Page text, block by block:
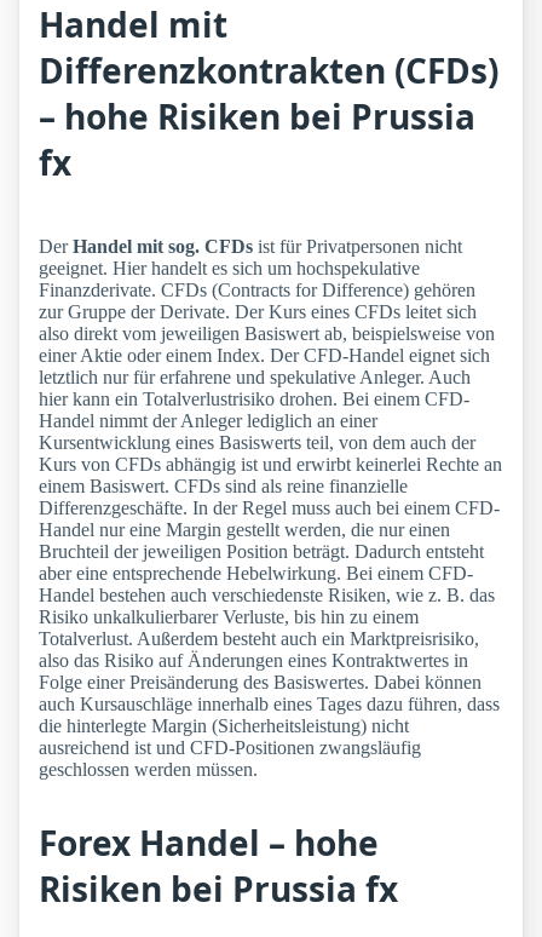
Handel mit
Differenzkontrakten (CFDs)
– hohe Risiken bei Prussia
fx
DerHandel mit sog. CFDs ist für Privatpersonen nicht
geeignet. Hier handelt es sich um hochspekulative
Finanzderivate. CFDs (Contracts for Difference) gehören
zur Gruppe der Derivate. Der Kurs eines CFDs leitet sich
also direkt vom jeweiligen Basiswert ab, beispielsweise von
einer Aktie oder einem Index. Der CFD-Handel eignet sich
letztlich nur für erfahrene und spekulative Anleger. Auch
hier kann ein Totalverlustrisiko drohen. Bei einem CFD-
Handel nimmt der Anleger lediglich an einer
Kursentwicklung eines Basiswerts teil, von dem auch der
Kurs von CFDs abhängig ist und erwirbt keinerlei Rechte an
einem Basiswert. CFDs sind als reine finanzielle
Differenzgeschäfte. In der Regel muss auch bei einem CFD-
Handel nur eine Margin gestellt werden, die nur einen
Bruchteil der jeweiligen Position beträgt. Dadurch entsteht
aber eine entsprechende Hebelwirkung. Bei einem CFD-
Handel bestehen auch verschiedenste Risiken, wie z. B. das
Risiko unkalkulierbarer Verluste, bis hin zu einem
Totalverlust. Außerdem besteht auch ein Marktpreisrisiko,
also das Risiko auf Änderungen eines Kontraktwertes in
Folge einer Preisänderung des Basiswertes. Dabei können
auch Kursauschläge innerhalb eines Tages dazu führen, dass
die hinterlegte Margin (Sicherheitsleistung) nicht
ausreichend ist und CFD-Positionen zwangsläufig
geschlossen werden müssen.
Forex Handel – hohe
Risiken bei Prussia fx